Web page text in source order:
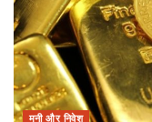
मनी और निवेश